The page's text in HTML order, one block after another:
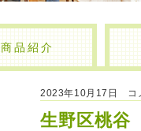
商品紹介
2023年10月17日 コ
生野区桃